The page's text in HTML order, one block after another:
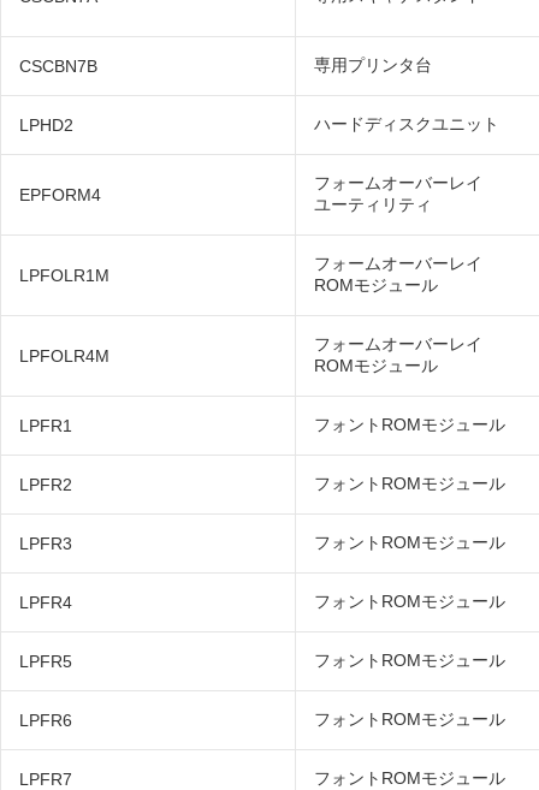
CSCBN7B 専用プリンタ台
LPHD2 ハードディスクユニット
EPFORM4
フォームオーバーレイ
ユーティリティ
LPFOLR1M
フォームオーバーレイ
ROMモジュール
LPFOLR4M
フォームオーバーレイ
ROMモジュール
LPFR1 フォントROMモジュール
LPFR2 フォントROMモジュール
LPFR3 フォントROMモジュール
LPFR4 フォントROMモジュール
LPFR5 フォントROMモジュール
LPFR6 フォントROMモジュール
LPFR7 フォントROMモジュール